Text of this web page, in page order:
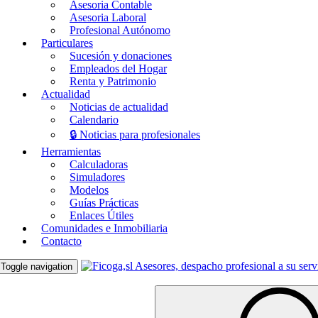
Asesoria Contable
Asesoria Laboral
Profesional Autónomo
Particulares
Sucesión y donaciones
Empleados del Hogar
Renta y Patrimonio
Actualidad
Noticias de actualidad
Calendario
🔒 Noticias para profesionales
Herramientas
Calculadoras
Simuladores
Modelos
Guías Prácticas
Enlaces Útiles
Comunidades e Inmobiliaria
Contacto
Toggle navigation